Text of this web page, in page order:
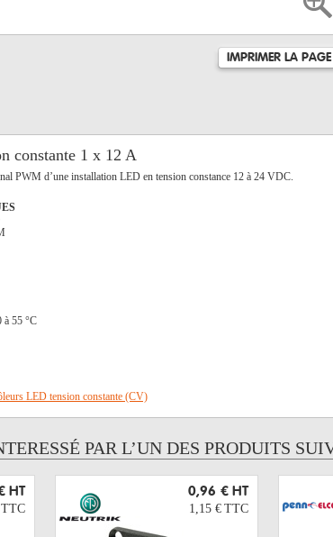
IMPRIMER LA PAGE
constante 1 x 12 A
PWM d’une installation LED en tension constance 12 à 24 VDC.
à 55 °C
LED tension constante (CV)
PAR L’UN DES PRODUITS
HT
TTC
0,96 € HT
1,15 € TTC